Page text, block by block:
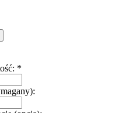
*